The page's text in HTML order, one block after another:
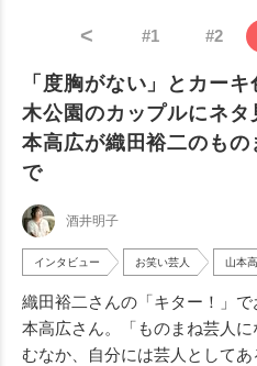
< #1 #2
「度胸がない」とカー
木公園のカップルにネ
本高広が織田裕二のもの
で
酒井明子
インタビュー お笑い芸人 山本
織田裕二さんの「キター！」
本高広さん。「ものまね芸人
むなか、自分には芸人として